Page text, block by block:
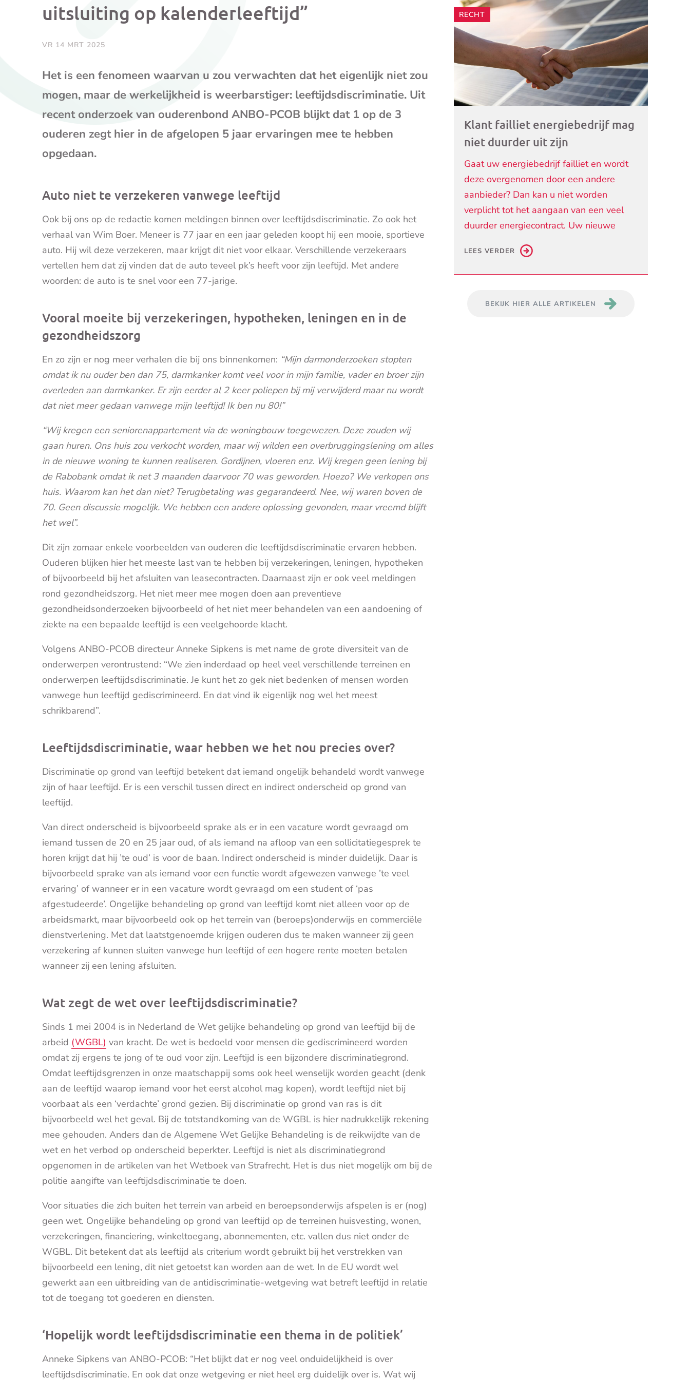
mailprogramma)
uitsluiting op kalenderleeftijd”
VR 14 MRT 2025
Het is een fenomeen waarvan u zou verwachten dat het eigenlijk niet zou
mogen, maar de werkelijkheid is weerbarstiger: leeftijdsdiscriminatie. Uit
recent onderzoek van ouderenbond ANBO-PCOB blijkt dat 1 op de 3
ouderen zegt hier in de afgelopen 5 jaar ervaringen mee te hebben
opgedaan.
Auto niet te verzekeren vanwege leeftijd
Ook bij ons op de redactie komen meldingen binnen over leeftijdsdiscriminatie. Zo ook het
verhaal van Wim Boer. Meneer is 77 jaar en een jaar geleden koopt hij een mooie, sportieve
auto. Hij wil deze verzekeren, maar krijgt dit niet voor elkaar. Verschillende verzekeraars
vertellen hem dat zij vinden dat de auto teveel pk’s heeft voor zijn leeftijd. Met andere
woorden: de auto is te snel voor een 77-jarige.
Vooral moeite bij verzekeringen, hypotheken, leningen en in de
gezondheidszorg
En zo zijn er nog meer verhalen die bij ons binnenkomen: “Mijn darmonderzoeken stopten
omdat ik nu ouder ben dan 75, darmkanker komt veel voor in mijn familie, vader en broer zijn
overleden aan darmkanker. Er zijn eerder al 2 keer poliepen bij mij verwijderd maar nu wordt
dat niet meer gedaan vanwege mijn leeftijd! Ik ben nu 80!”
“Wij kregen een seniorenappartement via de woningbouw toegewezen. Deze zouden wij
gaan huren. Ons huis zou verkocht worden, maar wij wilden een overbruggingslening om alles
in de nieuwe woning te kunnen realiseren. Gordijnen, vloeren enz. Wij kregen geen lening bij
de Rabobank omdat ik net 3 maanden daarvoor 70 was geworden. Hoezo? We verkopen ons
huis. Waarom kan het dan niet? Terugbetaling was gegarandeerd. Nee, wij waren boven de
70. Geen discussie mogelijk. We hebben een andere oplossing gevonden, maar vreemd blijft
het wel”.
Dit zijn zomaar enkele voorbeelden van ouderen die leeftijdsdiscriminatie ervaren hebben.
Ouderen blijken hier het meeste last van te hebben bij verzekeringen, leningen, hypotheken
of bijvoorbeeld bij het afsluiten van leasecontracten. Daarnaast zijn er ook veel meldingen
rond gezondheidszorg. Het niet meer mee mogen doen aan preventieve
gezondheidsonderzoeken bijvoorbeeld of het niet meer behandelen van een aandoening of
ziekte na een bepaalde leeftijd is een veelgehoorde klacht.
Volgens ANBO-PCOB directeur Anneke Sipkens is met name de grote diversiteit van de
onderwerpen verontrustend: “We zien inderdaad op heel veel verschillende terreinen en
onderwerpen leeftijdsdiscriminatie. Je kunt het zo gek niet bedenken of mensen worden
vanwege hun leeftijd gediscrimineerd. En dat vind ik eigenlijk nog wel het meest
schrikbarend”.
Leeftijdsdiscriminatie, waar hebben we het nou precies over?
Discriminatie op grond van leeftijd betekent dat iemand ongelijk behandeld wordt vanwege
zijn of haar leeftijd. Er is een verschil tussen direct en indirect onderscheid op grond van
leeftijd.
Van direct onderscheid is bijvoorbeeld sprake als er in een vacature wordt gevraagd om
iemand tussen de 20 en 25 jaar oud, of als iemand na afloop van een sollicitatiegesprek te
horen krijgt dat hij ’te oud’ is voor de baan. Indirect onderscheid is minder duidelijk. Daar is
bijvoorbeeld sprake van als iemand voor een functie wordt afgewezen vanwege ’te veel
ervaring’ of wanneer er in een vacature wordt gevraagd om een student of ‘pas
afgestudeerde’. Ongelijke behandeling op grond van leeftijd komt niet alleen voor op de
arbeidsmarkt, maar bijvoorbeeld ook op het terrein van (beroeps)onderwijs en commerciële
dienstverlening. Met dat laatstgenoemde krijgen ouderen dus te maken wanneer zij geen
verzekering af kunnen sluiten vanwege hun leeftijd of een hogere rente moeten betalen
wanneer zij een lening afsluiten.
Wat zegt de wet over leeftijdsdiscriminatie?
Sinds 1 mei 2004 is in Nederland de Wet gelijke behandeling op grond van leeftijd bij de
arbeid (WGBL) van kracht. De wet is bedoeld voor mensen die gediscrimineerd worden
omdat zij ergens te jong of te oud voor zijn. Leeftijd is een bijzondere discriminatiegrond.
Omdat leeftijdsgrenzen in onze maatschappij soms ook heel wenselijk worden geacht (denk
aan de leeftijd waarop iemand voor het eerst alcohol mag kopen), wordt leeftijd niet bij
voorbaat als een ‘verdachte’ grond gezien. Bij discriminatie op grond van ras is dit
bijvoorbeeld wel het geval. Bij de totstandkoming van de WGBL is hier nadrukkelijk rekening
mee gehouden. Anders dan de Algemene Wet Gelijke Behandeling is de reikwijdte van de
wet en het verbod op onderscheid beperkter. Leeftijd is niet als discriminatiegrond
opgenomen in de artikelen van het Wetboek van Strafrecht. Het is dus niet mogelijk om bij de
politie aangifte van leeftijdsdiscriminatie te doen.
Voor situaties die zich buiten het terrein van arbeid en beroepsonderwijs afspelen is er (nog)
geen wet. Ongelijke behandeling op grond van leeftijd op de terreinen huisvesting, wonen,
verzekeringen, financiering, winkeltoegang, abonnementen, etc. vallen dus niet onder de
WGBL. Dit betekent dat als leeftijd als criterium wordt gebruikt bij het verstrekken van
bijvoorbeeld een lening, dit niet getoetst kan worden aan de wet. In de EU wordt wel
gewerkt aan een uitbreiding van de antidiscriminatie-wetgeving wat betreft leeftijd in relatie
tot de toegang tot goederen en diensten.
‘Hopelijk wordt leeftijdsdiscriminatie een thema in de politiek’
Anneke Sipkens van ANBO-PCOB: “Het blijkt dat er nog veel onduidelijkheid is over
leeftijdsdiscriminatie. En ook dat onze wetgeving er niet heel erg duidelijk over is. Wat wij
RECHT
Klant failliet energiebedrijf mag
niet duurder uit zijn
Gaat uw energiebedrijf failliet en wordt
deze overgenomen door een andere
aanbieder? Dan kan u niet worden
verplicht tot het aangaan van een veel
duurder energiecontract. Uw nieuwe
LEES VERDER
BEKIJK HIER ALLE ARTIKELEN